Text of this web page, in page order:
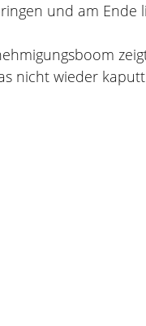
und am
nicht wieder